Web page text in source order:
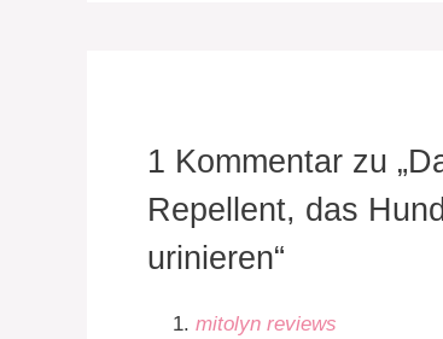
1 Kommentar zu
Repellent, das
urinieren“
mitolyn reviews